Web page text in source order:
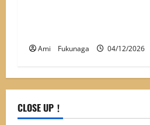
Ami Fukunaga 04/12/2026
CLOSE UP！